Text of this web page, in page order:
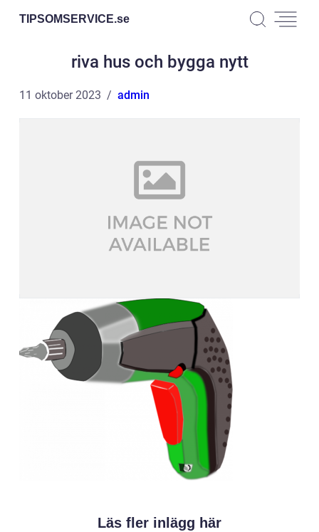
TIPSOMSERVICE.se
riva hus och bygga nytt
11 oktober 2023 admin
Läs fler inlägg här